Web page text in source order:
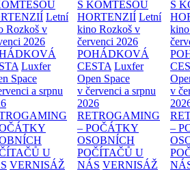
Letní
Rozkoš v
2026
Luxfer
Space
a srpnu
U
VERNISÁŽ
S KOMTESOU
HORTENZIÍ Letní
kino Rozkoš v
červenci 2026
POHÁDKOVÁ
CESTA Luxfer
Open Space
v červenci a srpnu
2026
RETROGAMING
– POČÁTKY
OSOBNÍCH
POČÍTAČŮ U
NÁS VERNISÁŽ
S
v
–